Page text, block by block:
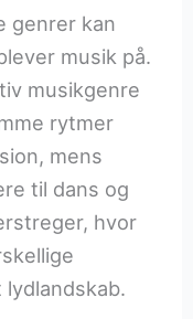
genrer kan
musik på.
musikgenre
rytmer
mens
til dans og
hvor